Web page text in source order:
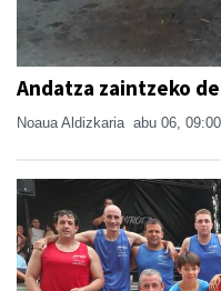
Andatza zaintzeko
Noaua Aldizkaria abu 06, 09:00